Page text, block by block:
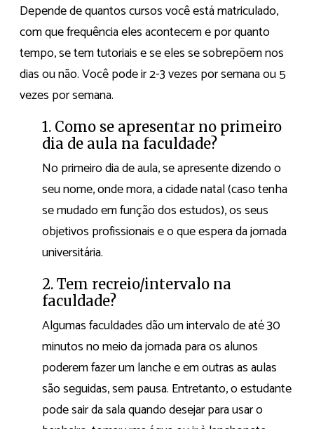
Depende de quantos cursos você está matriculado,
com que frequência eles acontecem e por quanto
tempo, se tem tutoriais e se eles se sobrepõem nos
dias ou não. Você pode ir 2-3 vezes por semana ou 5
vezes por semana.
1. Como se apresentar no primeiro
dia de aula na faculdade?
No primeiro dia de aula, se apresente dizendo o
seu nome, onde mora, a cidade natal (caso tenha
se mudado em função dos estudos), os seus
objetivos profissionais e o que espera da jornada
universitária.
2. Tem recreio/intervalo na
faculdade?
Algumas faculdades dão um intervalo de até 30
minutos no meio da jornada para os alunos
poderem fazer um lanche e em outras as aulas
são seguidas, sem pausa. Entretanto, o estudante
pode sair da sala quando desejar para usar o